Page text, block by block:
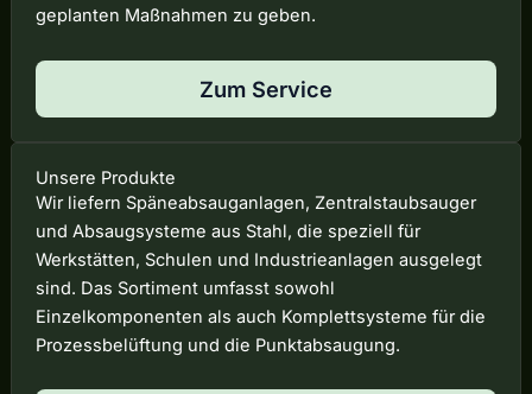
Unsere Produkte
Wir liefern Späneabsauganlagen, Zentralstaubsauger
und Absaugsysteme aus Stahl, die speziell für
Werkstätten, Schulen und Industrieanlagen ausgelegt
sind. Das Sortiment umfasst sowohl
Einzelkomponenten als auch Komplettsysteme für die
Prozessbelüftung und die Punktabsaugung.
geplanten Maßnahmen zu geben.
Zum Service